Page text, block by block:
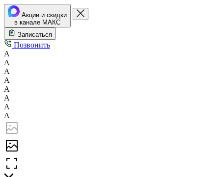
Акции и скидки
в канале МАКС
Записаться
Позвонить
А
А
А
А
А
А
А
А